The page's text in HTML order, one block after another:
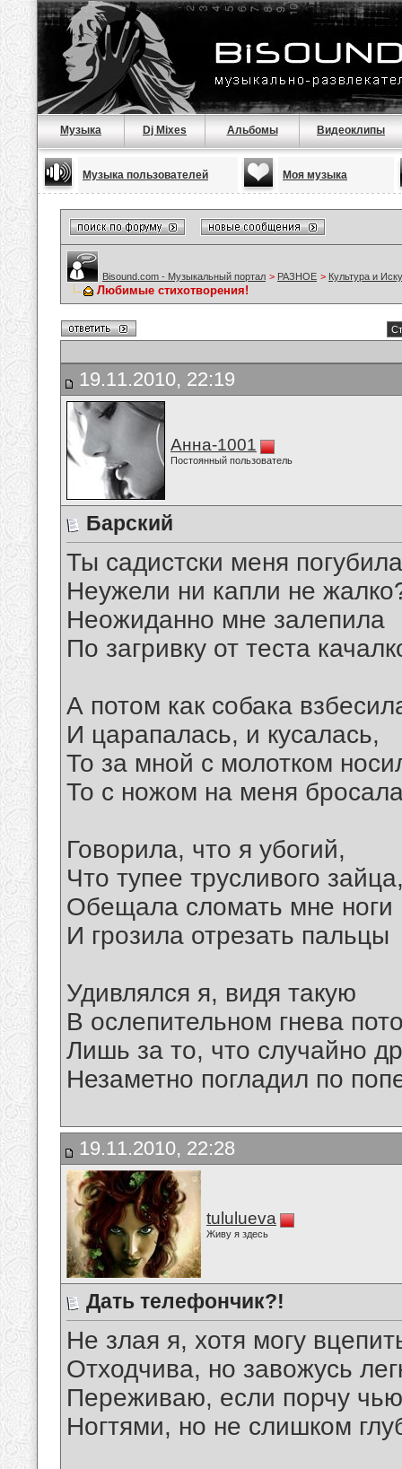
Музыка Dj Mixes Альбомы Видеоклипы
Музыка пользователей Моя музыка
Bisound.com - Музыкальный портал > РАЗНОЕ > Культура и
Любимые стихотворения!
19.11.2010, 22:19
Анна-1001
Постоянный пользователь
Барский
Ты садистски меня
Неужели ни капли не
Неожиданно мне залепила
По загривку от теста
А потом как собака
И царапалась, и кусалась,
То за мной с молотком
То с ножом на меня
Говорила, что я убогий,
Что тупее трусливого
Обещала сломать мне ноги
И грозила отрезать пальцы
Удивлялся я, видя такую
В ослепительном гнева
Лишь за то, что случайно
Незаметно погладил по
19.11.2010, 22:28
tululueva
Живу я здесь
Дать телефончик?!
Не злая я, хотя могу
Отходчива, но завожусь
Переживаю, если порчу
Ногтями, но не слишком